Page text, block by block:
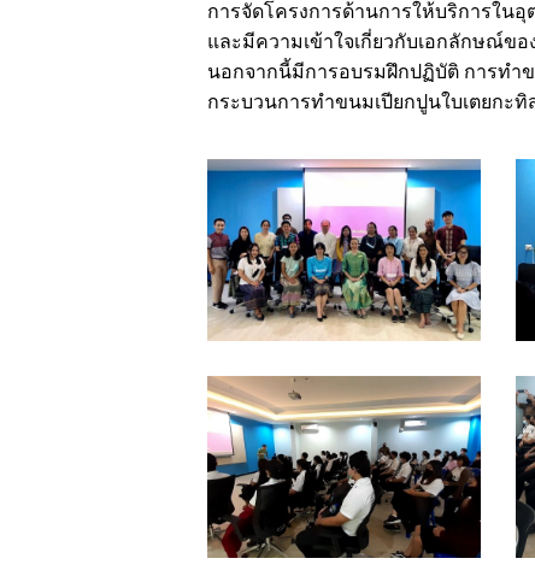
การจัดโครงการด้านการให้บริการใน
และมีความเข้าใจเกี่ยวกับเอกลักษณ์ข
นอกจากนี้มีการอบรมฝึกปฏิบัติ การทำ
กระบวนการทำขนมเปียกปูนใบเตยกะ
06